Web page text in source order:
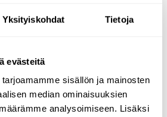
Yksityiskohdat Tietoja
evästeitä
sisällön ja mainosten
median ominaisuuksien
analysoimiseen. Lisäksi
3. Adjektiivit